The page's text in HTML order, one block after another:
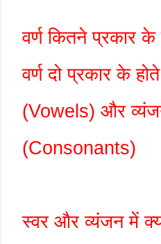
वर्ण कितने प्रकार के
वर्ण दो प्रकार के
(Vowels) और
(Consonants)
स्वर और व्यंजन में